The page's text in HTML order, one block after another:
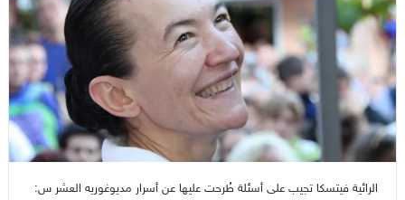
الرائية فيتسكا تجيب على أسئلة طُرحت عليها عن أسرار مديوغوريه العشر س: